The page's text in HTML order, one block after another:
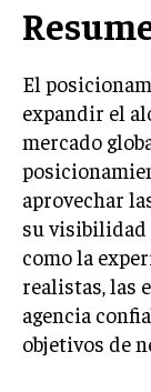
El
expandir el
mercado
aprovechar
su visibilidad
como la
realistas, las
agencia
objetivos de